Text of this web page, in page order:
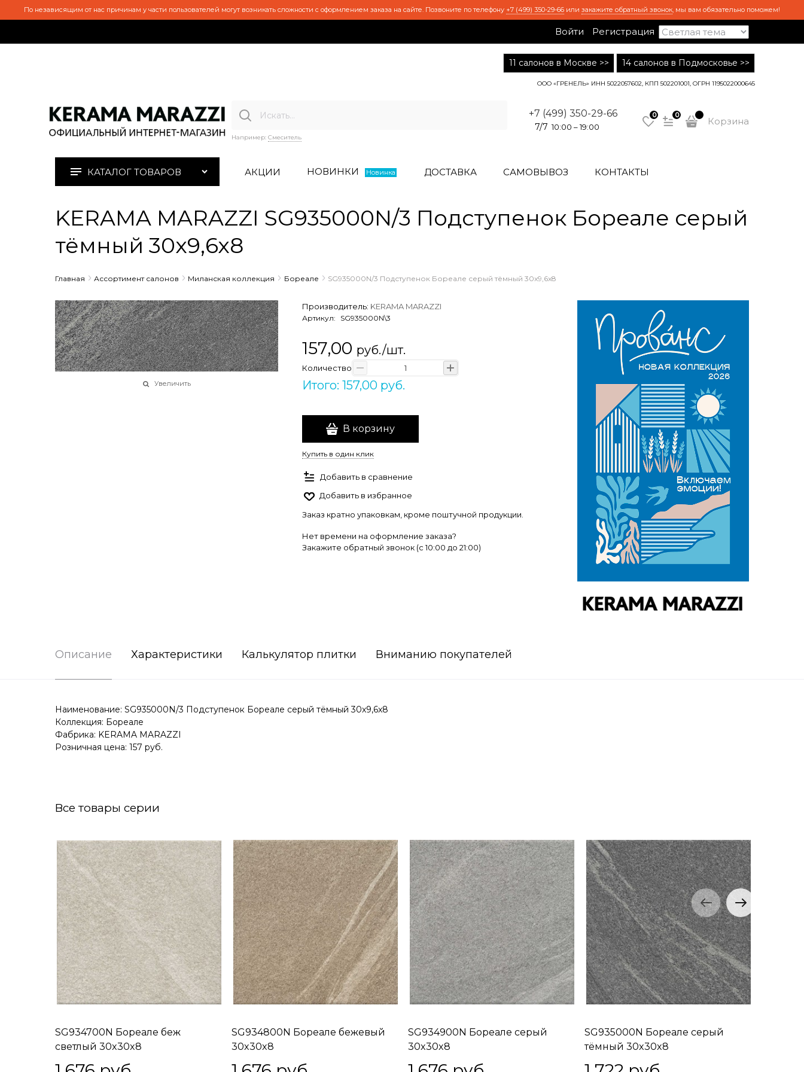
По независящим от нас причинам у части пользователей могут возникать сложности с оформлением заказа на сайте. Позвоните по телефону +7 (499) 350-29-66 или закажите обратный звонок, мы вам обязательно поможем!
Войти Регистрация
11 салонов в Москве >> 14 салонов в Подмосковье >>
ООО «ГРЕНЕЛЬ» ИНН 5022057602, КПП 502201001, ОГРН 1195022000645
Например: Смеситель
+7 (499) 350-29-66
7/7 10:00 – 19:00
0 0
Корзина
КАТАЛОГ ТОВАРОВ АКЦИИ НОВИНКИ Новинка ДОСТАВКА САМОВЫВОЗ КОНТАКТЫ
KERAMA MARAZZI SG935000N/3 Подступенок Бореале серый
тёмный 30x9,6x8
Главная Ассортимент салонов Миланская коллекция Бореале SG935000N/3 Подступенок Бореале серый тёмный 30x9,6x8
Увеличить
Производитель: KERAMA MARAZZI
Артикул: SG935000N\3
157,00 руб./шт.
Количество
Итого: 157,00 руб.
В корзину
Купить в один клик
Добавить в сравнение
Добавить в избранное
Заказ кратно упаковкам, кроме поштучной продукции.
Нет времени на оформление заказа?
Закажите обратный звонок (c 10:00 до 21:00)
Описание Характеристики Калькулятор плитки Вниманию покупателей
Наименование: SG935000N/3 Подступенок Бореале серый тёмный 30x9,6x8
Коллекция: Бореале
Фабрика: KERAMA MARAZZI
Розничная цена: 157 руб.
Все товары серии
SG934700N Бореале беж
светлый 30x30x8
SG934800N Бореале бежевый
30x30x8
SG934900N Бореале серый
30x30x8
SG935000N Бореале серый
тёмный 30x30x8